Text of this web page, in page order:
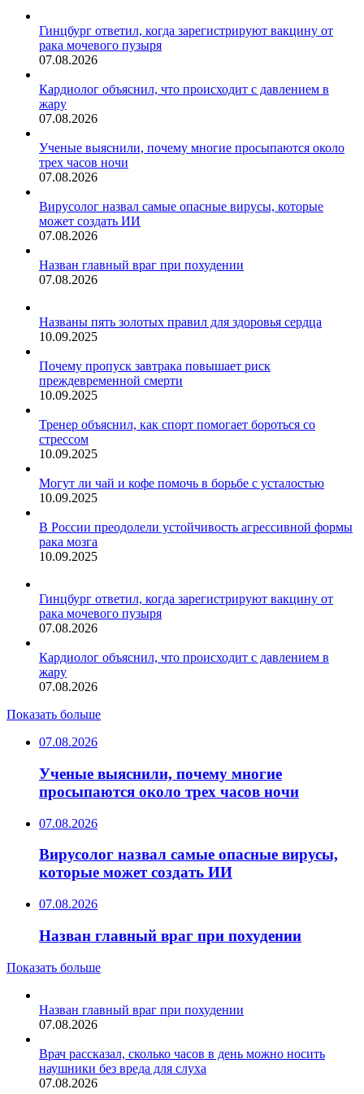
Гинцбург ответил, когда зарегистрируют вакцину от
рака мочевого пузыря
07.08.2026
Кардиолог объяснил, что происходит с давлением в
жару
07.08.2026
Ученые выяснили, почему многие просыпаются около
трех часов ночи
07.08.2026
Вирусолог назвал самые опасные вирусы, которые
может создать ИИ
07.08.2026
Назван главный враг при похудении
07.08.2026
Названы пять золотых правил для здоровья сердца
10.09.2025
Почему пропуск завтрака повышает риск
преждевременной смерти
10.09.2025
Тренер объяснил, как спорт помогает бороться со
стрессом
10.09.2025
Могут ли чай и кофе помочь в борьбе с усталостью
10.09.2025
В России преодолели устойчивость агрессивной формы
рака мозга
10.09.2025
Гинцбург ответил, когда зарегистрируют вакцину от
рака мочевого пузыря
07.08.2026
Кардиолог объяснил, что происходит с давлением в
жару
07.08.2026
Показать больше
07.08.2026
Ученые выяснили, почему многие
просыпаются около трех часов ночи
07.08.2026
Вирусолог назвал самые опасные вирусы,
которые может создать ИИ
07.08.2026
Назван главный враг при похудении
Показать больше
Назван главный враг при похудении
07.08.2026
Врач рассказал, сколько часов в день можно носить
наушники без вреда для слуха
07.08.2026